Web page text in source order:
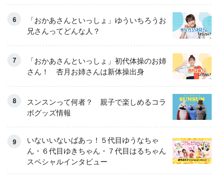
「おかあさんといっしょ」ゆういちろうお
兄さんってどんな人？
「おかあさんといっしょ」初代体操のお姉
さん！ 杏月お姉さんは新体操出身
スンスンって何者？ 親子で楽しめるコラ
ボグッズ情報
いないいないばあっ！５代目ゆうなちゃ
ん・６代目ゆきちゃん・７代目はるちゃん
スペシャルインタビュー